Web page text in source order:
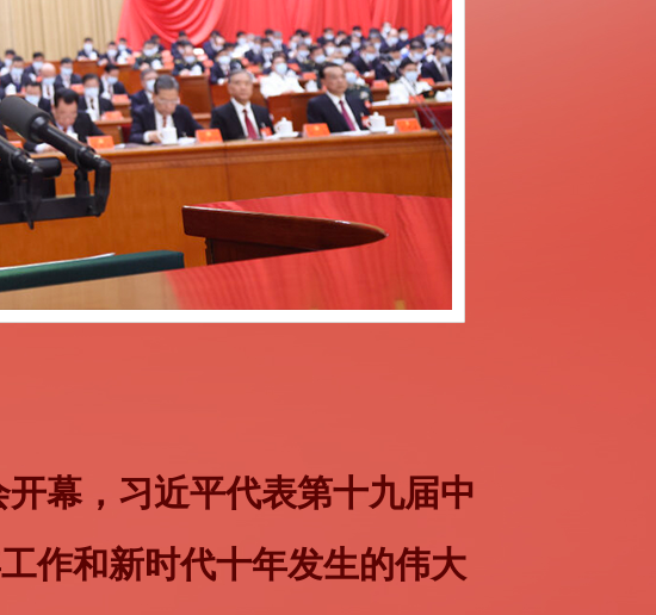
幕，习近平代表第十九届中
作和新时代十年发生的伟大
相亲，共同应对各种全球性
更加美好的未来！